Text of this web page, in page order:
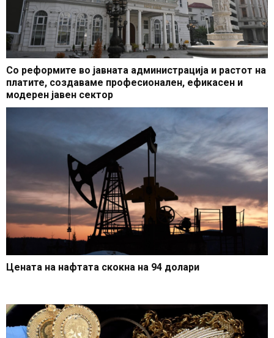
Со реформите во јавната администрација и растот на
платите, создаваме професионален, ефикасен и
модерен јавен сектор
Цената на нафтата скокна на 94 долари